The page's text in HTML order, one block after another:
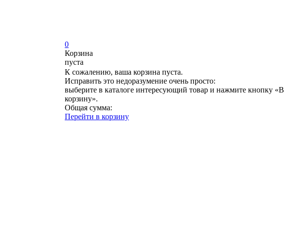
0
Корзина
пуста
К сожалению, ваша корзина пуста.
Исправить это недоразумение очень просто:
выберите в каталоге интересующий товар и нажмите кнопку «В
корзину».
Общая сумма:
Перейти в корзину